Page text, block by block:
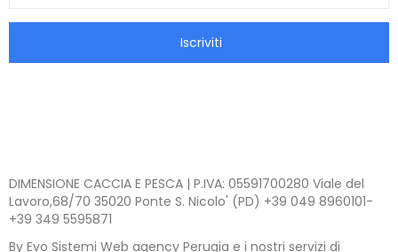
Iscriviti
DIMENSIONE CACCIA E PESCA | P.IVA: 05591700280 Viale del
Lavoro,68/70 35020 Ponte S. Nicolo' (PD) +39 049 8960101-
+39 349 5595871
By Evo Sistemi Web agency Perugia e i nostri servizi di